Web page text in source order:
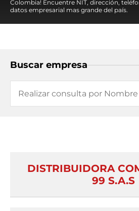
Colombia! Encuentre NIT, dirección,
datos empresarial mas grande del país.
Buscar empresa
DISTRIBUIDORA
99 S.A.S